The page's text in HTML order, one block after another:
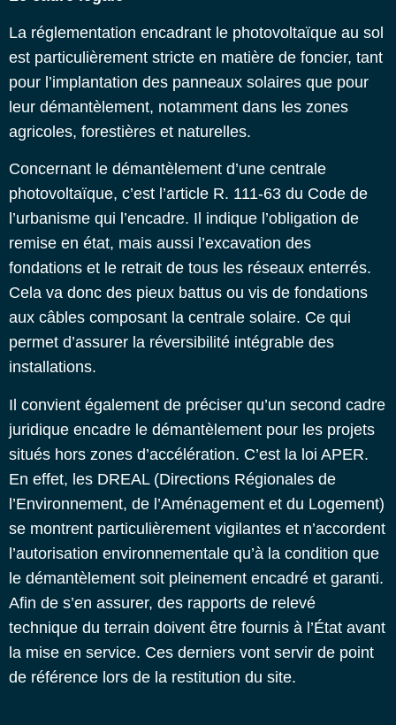
La réglementation encadrant le photovoltaïque au sol
est particulièrement stricte en matière de foncier, tant
pour l’implantation des panneaux solaires que pour
leur démantèlement, notamment dans les zones
agricoles, forestières et naturelles.
Concernant le démantèlement d’une centrale
photovoltaïque, c’est l’article R. 111-63 du Code de
l’urbanisme qui l’encadre. Il indique l’obligation de
remise en état, mais aussi l’excavation des
fondations et le retrait de tous les réseaux enterrés.
Cela va donc des pieux battus ou vis de fondations
aux câbles composant la centrale solaire. Ce qui
permet d’assurer la réversibilité intégrable des
installations.
Il convient également de préciser qu’un second cadre
juridique encadre le démantèlement pour les projets
situés hors zones d’accélération. C’est la loi APER.
En effet, les DREAL (Directions Régionales de
l’Environnement, de l’Aménagement et du Logement)
se montrent particulièrement vigilantes et n’accordent
l’autorisation environnementale qu’à la condition que
le démantèlement soit pleinement encadré et garanti.
Afin de s’en assurer, des rapports de relevé
technique du terrain doivent être fournis à l’État avant
la mise en service. Ces derniers vont servir de point
de référence lors de la restitution du site.